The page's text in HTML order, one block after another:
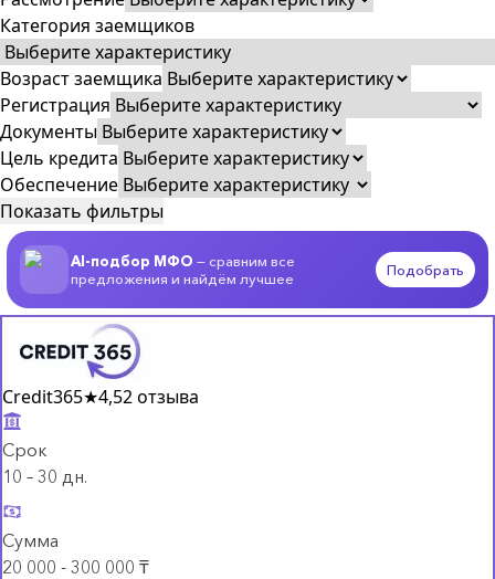
Категория заемщиков
Возраст заемщика
Регистрация
Документы
Цель кредита
Обеспечение
Показать фильтры
AI-подбор МФО — сравним все
предложения и найдём лучшее
Подобрать
Credit365★4,52 отзыва
Срок
10 – 30 дн.
Сумма
20 000 - 300 000 ₸